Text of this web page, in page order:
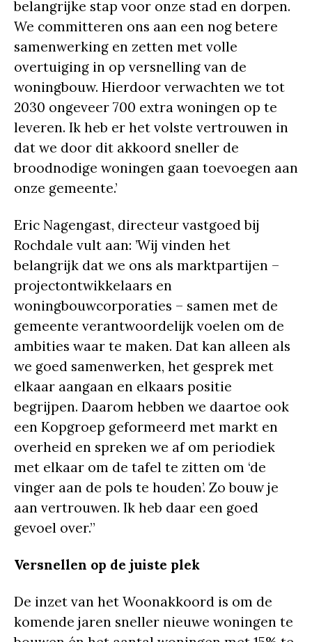
belangrijke stap voor onze stad en dorpen.
We committeren ons aan een nog betere
samenwerking en zetten met volle
overtuiging in op versnelling van de
woningbouw. Hierdoor verwachten we tot
2030 ongeveer 700 extra woningen op te
leveren. Ik heb er het volste vertrouwen in
dat we door dit akkoord sneller de
broodnodige woningen gaan toevoegen aan
onze gemeente.’
Eric Nagengast, directeur vastgoed bij
Rochdale vult aan: ’Wij vinden het
belangrijk dat we ons als marktpartijen –
projectontwikkelaars en
woningbouwcorporaties – samen met de
gemeente verantwoordelijk voelen om de
ambities waar te maken. Dat kan alleen als
we goed samenwerken, het gesprek met
elkaar aangaan en elkaars positie
begrijpen. Daarom hebben we daartoe ook
een Kopgroep geformeerd met markt en
overheid en spreken we af om periodiek
met elkaar om de tafel te zitten om ‘de
vinger aan de pols te houden’. Zo bouw je
aan vertrouwen. Ik heb daar een goed
gevoel over.”
Versnellen op de juiste plek
De inzet van het Woonakkoord is om de
komende jaren sneller nieuwe woningen te